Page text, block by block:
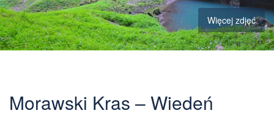
Więcej zdjęć
Morawski Kras – Wiedeń